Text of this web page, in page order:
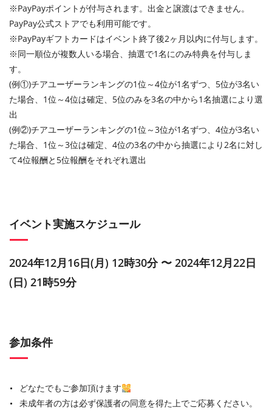
※PayPayポイントが付与されます。出金と譲渡はできません。
PayPay公式ストアでも利用可能です。
※PayPayギフトカードはイベント終了後2ヶ月以内に付与します。
※同一順位が複数人いる場合、抽選で1名にのみ特典を付与しま
す。
(例①)チアユーザーランキングの1位～4位が1名ずつ、5位が3名い
た場合、1位～4位は確定、5位のみを3名の中から1名抽選により選
出
(例②)チアユーザーランキングの1位～3位が1名ずつ、4位が3名い
た場合、1位～3位は確定、4位の3名の中から抽選により2名に対し
て4位報酬と5位報酬をそれぞれ選出
イベント実施スケジュール
2024年12月16日(月) 12時30分 〜 2024年12月22日
(日) 21時59分
参加条件
どなたでもご参加頂けます
未成年者の方は必ず保護者の同意を得た上でご応募ください。